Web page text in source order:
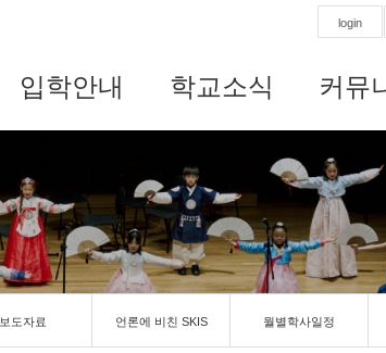
login
입학안내 학교소식 커뮤
보도자료 언론에 비친 SKIS 월별학사일정